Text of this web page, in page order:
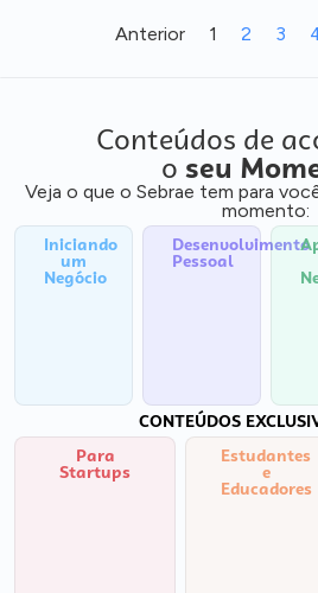
Anterior 1 2 3
Conteúdos de
o seu
Veja o que o Sebrae tem para
momento:
Iniciando
um
Negócio
Desenvolvimento
Pessoal
CONTEÚDOS
Para
Startups
Estudantes
e
Educadores